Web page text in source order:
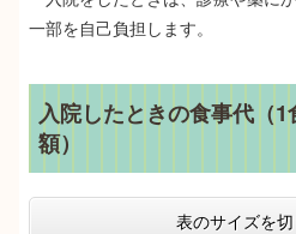
一部を自己負担します。
入院したときの食事代（
額）
表のサイズを